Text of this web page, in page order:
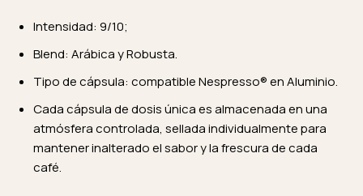
Intensidad: 9/10;
Blend: Arábica y Robusta.
Tipo de cápsula: compatible Nespresso® en Aluminio.
Cada cápsula de dosis única es almacenada en una
atmósfera controlada, sellada individualmente para
mantener inalterado el sabor y la frescura de cada
café.